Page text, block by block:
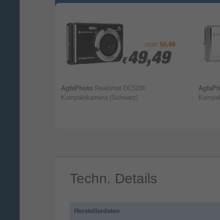
Schlagwort in Social Media ein, und
KODAK PIXPRO Digital Kamera —
statt50,99
€ 49,49
€ 49,49
AgfaPhoto Realishot DC5200
Kompaktkamera (Schwarz)
Techn. Details
Herstellerdaten